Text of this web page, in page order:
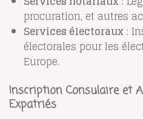
procuration, et autres
Services électoraux :
électorales pour les
Europe.
Inscription Consulaire et
Expatriés